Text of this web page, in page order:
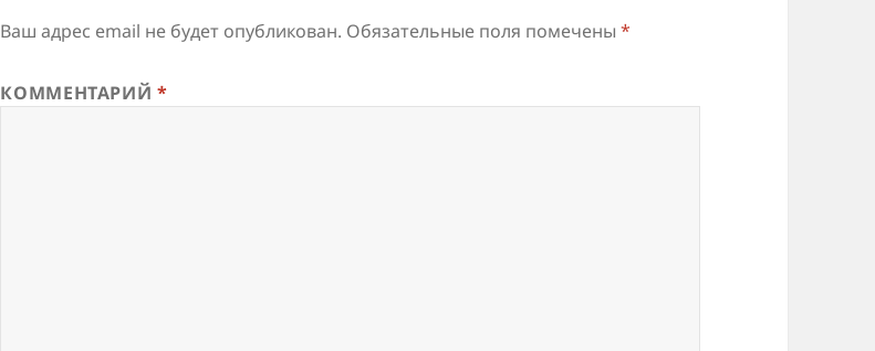
Ваш адрес email не будет опубликован. Обязательные поля помечены*
КОММЕНТАРИЙ*